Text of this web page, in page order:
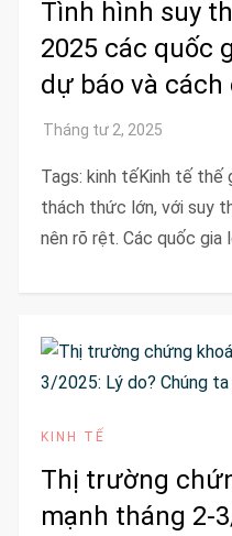
Tình hình suy
2025 các quốc
dự báo và cách
Tags: kinh tếKinh tế thế
thách thức lớn, với suy
nên rõ rệt. Các quốc gia
KINH TẾ
Thị trường
mạnh tháng 2-